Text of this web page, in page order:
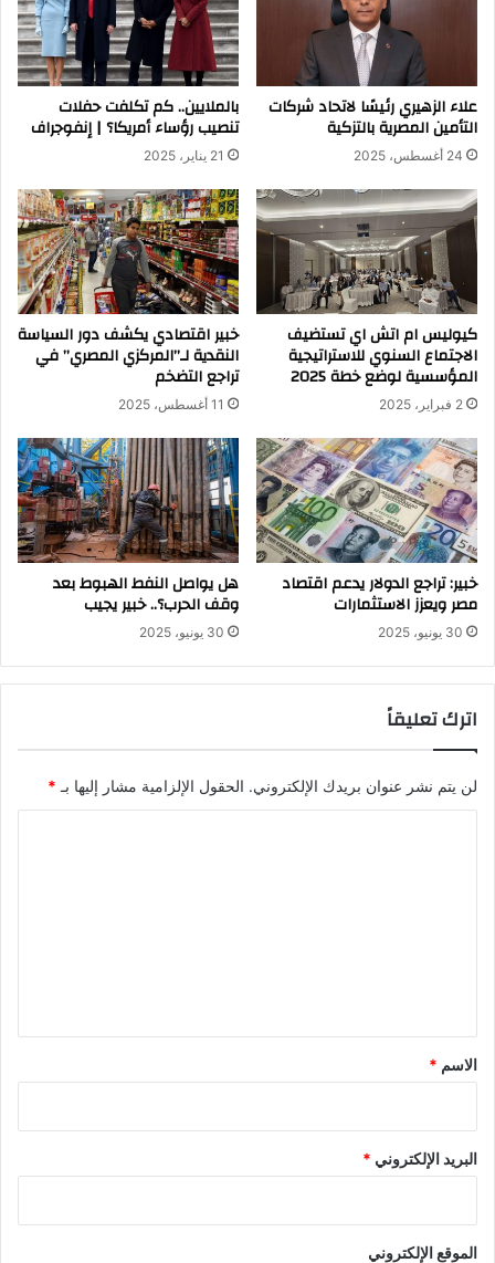
علاء الزهيري رئيسًا لاتحاد شركات
التأمين المصرية بالتزكية
24 أغسطس، 2025
بالملايين.. كم تكلفت حفلات
تنصيب رؤساء أمريكا؟ | إنفوجراف
21 يناير، 2025
كيوليس ام اتش اي تستضيف
الاجتماع السنوي للاستراتيجية
المؤسسية لوضع خطة 2025
2 فبراير، 2025
خبير اقتصادي يكشف دور السياسة
النقدية لـ”المركزي المصري” في
تراجع التضخم
11 أغسطس، 2025
خبير: تراجع الدولار يدعم اقتصاد
مصر ويعزز الاستثمارات
30 يونيو، 2025
هل يواصل النفط الهبوط بعد
وقف الحرب؟.. خبير يجيب
30 يونيو، 2025
اترك تعليقاً
لن يتم نشر عنوان بريدك الإلكتروني. الحقول الإلزامية مشار إليها بـ *
*
الاسم *
البريد الإلكتروني *
الموقع الإلكتروني